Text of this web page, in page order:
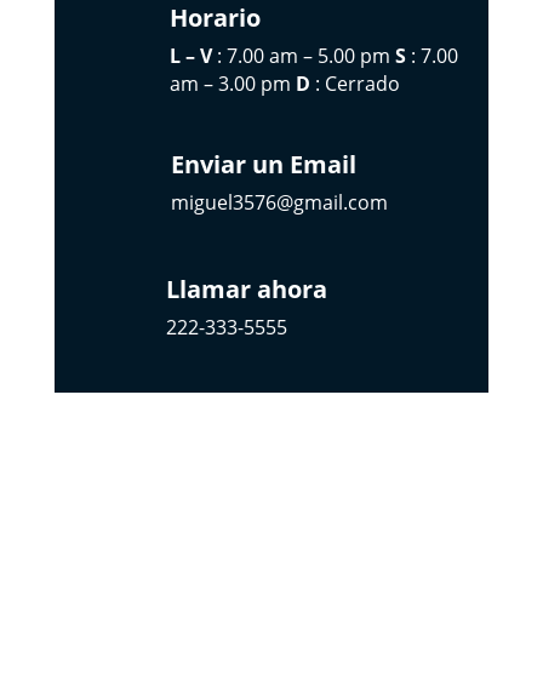
Horario
L – V: 7.00 am – 5.00 pm S: 7.00
am – 3.00 pm D : Cerrado
Enviar un Email
miguel3576@gmail.com
Llamar ahora
222-333-5555